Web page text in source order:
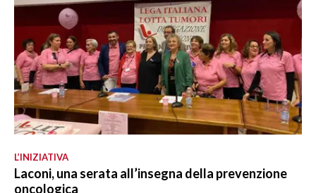
L’INIZIATIVA
Laconi, una serata all’insegna della prevenzione
oncologica